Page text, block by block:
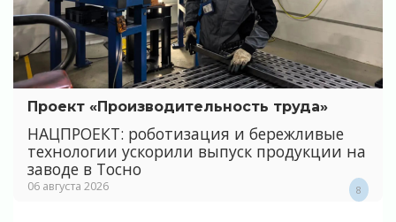
Проект «Производительность труда»
НАЦПРОЕКТ: роботизация и бережливые
технологии ускорили выпуск продукции на
заводе в Тосно
06 августа 2026 8